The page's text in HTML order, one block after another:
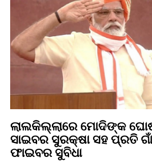
ଲାଲକିଲ୍ଲାରେ ମୋଦିଙ୍କ
ସାଇବର ସୁରକ୍ଷା ସହ ପ୍ରତି
ଫାଇବର ସୁବିଧା